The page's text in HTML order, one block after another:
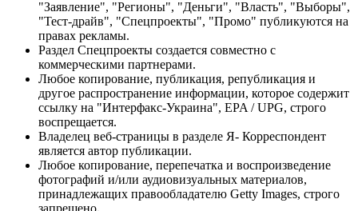
"Заявление", "Регионы", "Деньги", "Власть", "Выборы",
"Тест-драйв", "Спецпроекты", "Промо" публикуются на
правах рекламы.
Раздел Спецпроекты создается совместно с
коммерческими партнерами.
Любое копирование, публикация, републикация и
другое распространение информации, которое содержит
ссылку на "Интерфакс-Украина", EPA / UPG, строго
воспрещается.
Владелец веб-страницы в разделе Я- Корреспондент
является автор публикации.
Любое копирование, перепечатка и воспроизведение
фотографий и/или аудиовизуальных материалов,
принадлежащих правообладателю Getty Images, строго
запрещено.